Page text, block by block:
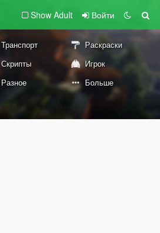
Show Adult Войти
Транспорт
Раскраски
Скрипты
Игрок
Разное Больше